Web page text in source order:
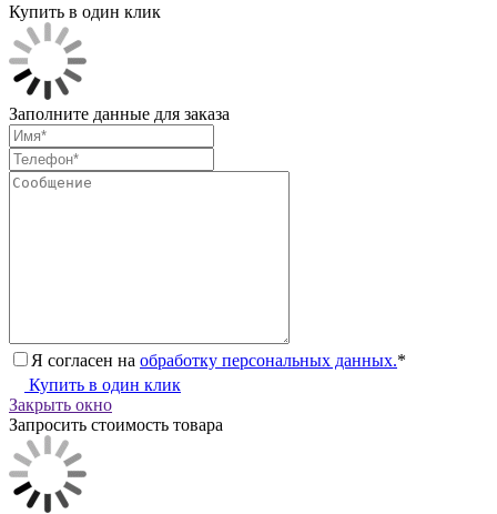
Купить в один клик
Заполните данные для заказа
Я согласен на обработку персональных данных.*
Купить в один клик
Закрыть окно
Запросить стоимость товара